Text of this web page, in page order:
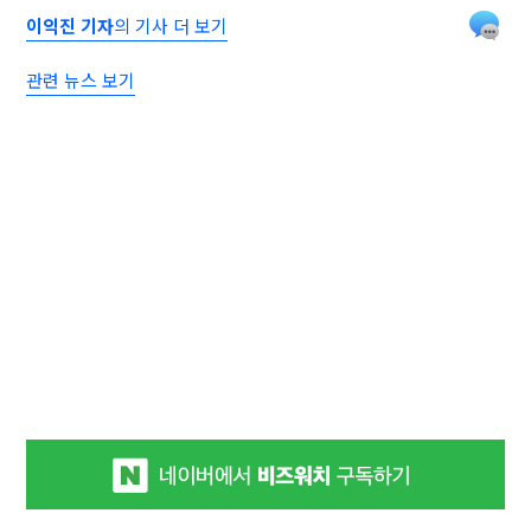
이익진 기자의 기사 더 보기
관련 뉴스 보기